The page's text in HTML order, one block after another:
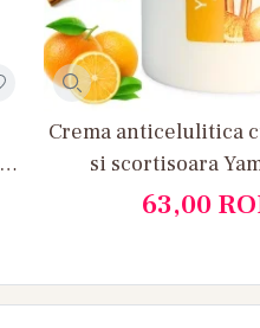
Crema anticelulitica
si scortisoara
63,00